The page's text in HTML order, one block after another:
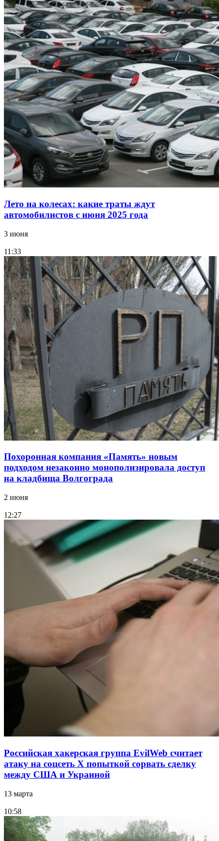
Лето на колесах: какие траты ждут
автомобилистов с июня 2025 года
3 июня
11:33
Похоронная компания «Память» новым
подходом незаконно монополизировала доступ
на кладбища Волгограда
2 июня
12:27
Российская хакерская группа EvilWeb считает
атаку на соцсеть Х попыткой сорвать сделку
между США и Украиной
13 марта
10:58